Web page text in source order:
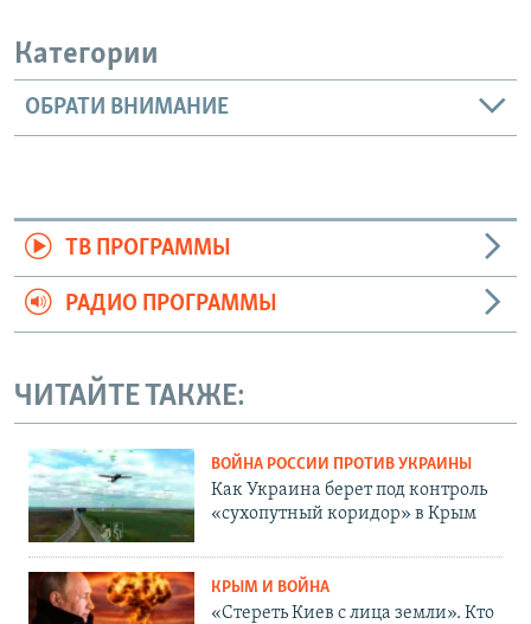
Категории
ОБРАТИ ВНИМАНИЕ
ТВ ПРОГРАММЫ
РАДИО ПРОГРАММЫ
ЧИТАЙТЕ ТАКЖЕ:
ВОЙНА РОССИИ ПРОТИВ УКРАИНЫ
Как Украина берет под контроль
«сухопутный коридор» в Крым
КРЫМ И ВОЙНА
«Стереть Киев с лица земли». Кто